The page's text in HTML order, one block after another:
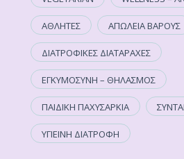
ΑΘΛΗΤΕΣ ΑΠΩΛΕΙΑ ΒΑΡΟΥΣ
ΔΙΑΤΡΟΦΙΚΕΣ ΔΙΑΤΑΡΑΧΕΣ
ΕΓΚΥΜΟΣΥΝΗ – ΘΗΛΑΣΜΟΣ
ΠΑΙΔΙΚΗ ΠΑΧΥΣΑΡΚΙΑ
ΥΓΙΕΙΝΗ ΔΙΑΤΡΟΦΗ